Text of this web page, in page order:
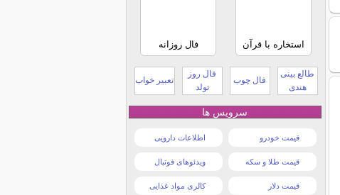
استخاره با قرآن فال روزانه
طالع بینی
هندی
فال چوب
فال روز
تولد
تعبیر خواب
سرویس ها
قیمت خودرو اطلاعات دارویی
قیمت طلا و سکه ویدئوهای فوتبال
قیمت دلار کالری مواد غذایی